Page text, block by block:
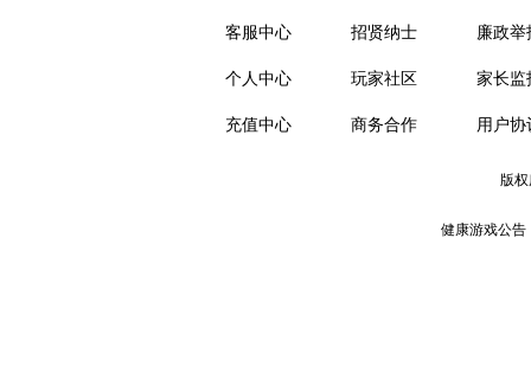
客服中心 招贤纳士 廉政举
个人中心 玩家社区 家长监
充值中心 商务合作 用户协
版
健康游戏公告